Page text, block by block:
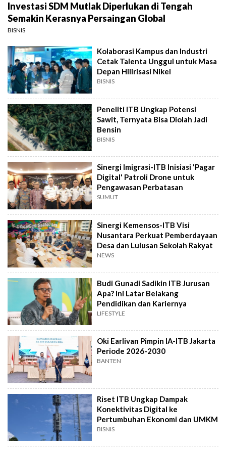
Investasi SDM Mutlak Diperlukan di Tengah
Semakin Kerasnya Persaingan Global
BISNIS
Kolaborasi Kampus dan Industri
Cetak Talenta Unggul untuk Masa
Depan Hilirisasi Nikel
BISNIS
Peneliti ITB Ungkap Potensi
Sawit, Ternyata Bisa Diolah Jadi
Bensin
BISNIS
Sinergi Imigrasi-ITB Inisiasi 'Pagar
Digital' Patroli Drone untuk
Pengawasan Perbatasan
SUMUT
Sinergi Kemensos-ITB Visi
Nusantara Perkuat Pemberdayaan
Desa dan Lulusan Sekolah Rakyat
NEWS
Budi Gunadi Sadikin ITB Jurusan
Apa? Ini Latar Belakang
Pendidikan dan Kariernya
LIFESTYLE
Oki Earlivan Pimpin IA-ITB Jakarta
Periode 2026-2030
BANTEN
Riset ITB Ungkap Dampak
Konektivitas Digital ke
Pertumbuhan Ekonomi dan UMKM
BISNIS